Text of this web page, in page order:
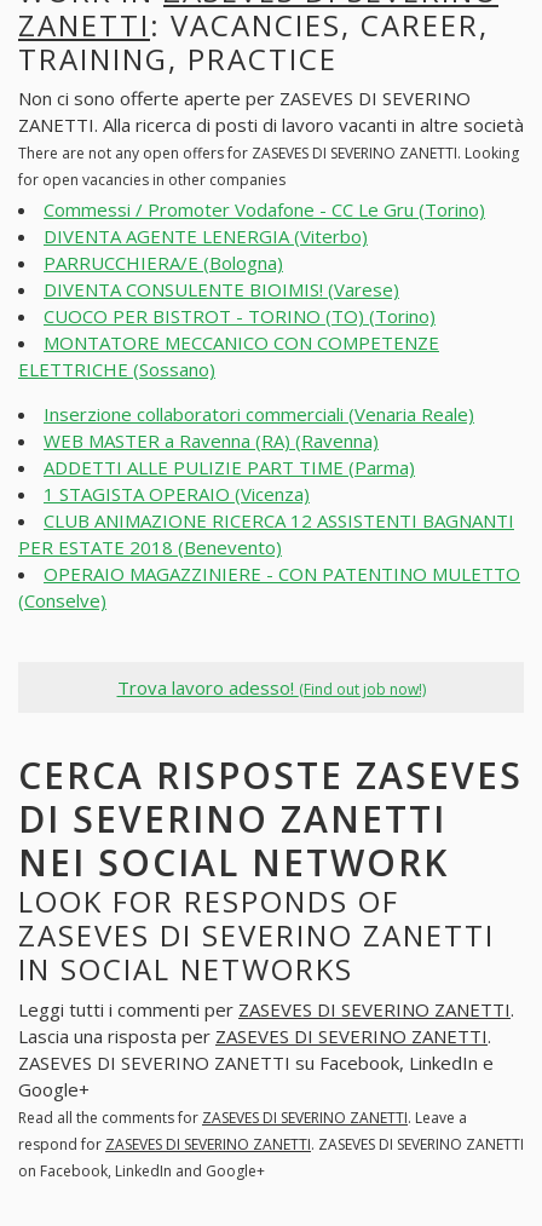
ZANETTI: VACANCIES, CAREER,
TRAINING, PRACTICE
Non ci sono offerte aperte per ZASEVES DI SEVERINO
ZANETTI. Alla ricerca di posti di lavoro vacanti in altre società
There are not any open offers for ZASEVES DI SEVERINO ZANETTI. Looking
for open vacancies in other companies
Commessi / Promoter Vodafone - CC Le Gru (Torino)
DIVENTA AGENTE LENERGIA (Viterbo)
PARRUCCHIERA/E (Bologna)
DIVENTA CONSULENTE BIOIMIS! (Varese)
CUOCO PER BISTROT - TORINO (TO) (Torino)
MONTATORE MECCANICO CON COMPETENZE
ELETTRICHE (Sossano)
Inserzione collaboratori commerciali (Venaria Reale)
WEB MASTER a Ravenna (RA) (Ravenna)
ADDETTI ALLE PULIZIE PART TIME (Parma)
1 STAGISTA OPERAIO (Vicenza)
CLUB ANIMAZIONE RICERCA 12 ASSISTENTI BAGNANTI
PER ESTATE 2018 (Benevento)
OPERAIO MAGAZZINIERE - CON PATENTINO MULETTO
(Conselve)
Trova lavoro adesso! (Find out job now!)
CERCA RISPOSTE ZASEVES
DI SEVERINO ZANETTI
NEI SOCIAL NETWORK
LOOK FOR RESPONDS OF
ZASEVES DI SEVERINO ZANETTI
IN SOCIAL NETWORKS
Leggi tutti i commenti per ZASEVES DI SEVERINO ZANETTI.
Lascia una risposta per ZASEVES DI SEVERINO ZANETTI.
ZASEVES DI SEVERINO ZANETTI su Facebook, LinkedIn e
Google+
Read all the comments for ZASEVES DI SEVERINO ZANETTI. Leave a
respond for ZASEVES DI SEVERINO ZANETTI. ZASEVES DI SEVERINO ZANETTI
on Facebook, LinkedIn and Google+